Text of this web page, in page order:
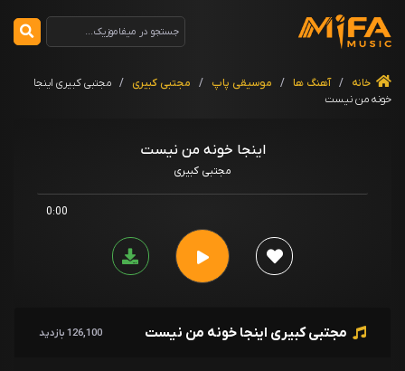
خانه / آهنگ ها / موسیقی پاپ / مجتبی کبیری / مجتبی کبیری اینجا
خونه من نیست
اینجا خونه من نیست
مجتبی کبیری
0:00
مجتبی کبیری اینجا خونه من نیست 126,100 بازدید